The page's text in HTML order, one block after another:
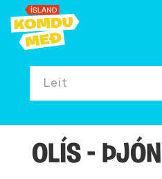
Leit
OLÍS -